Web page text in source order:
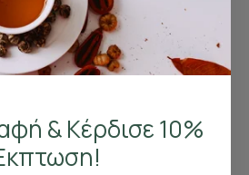
& Κέρδισε 10%
Ο Κόσμος είδε επίσης